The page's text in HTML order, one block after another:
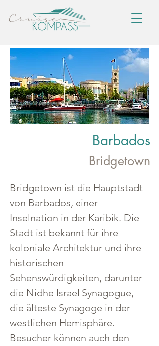
Barbados
Bridgetown
Bridgetown ist die Hauptstadt
von Barbados, einer
Inselnation in der Karibik. Die
Stadt ist bekannt für ihre
koloniale Architektur und ihre
historischen
Sehenswürdigkeiten, darunter
die Nidhe Israel Synagogue,
die älteste Synagoge in der
westlichen Hemisphäre.
Besucher können auch den